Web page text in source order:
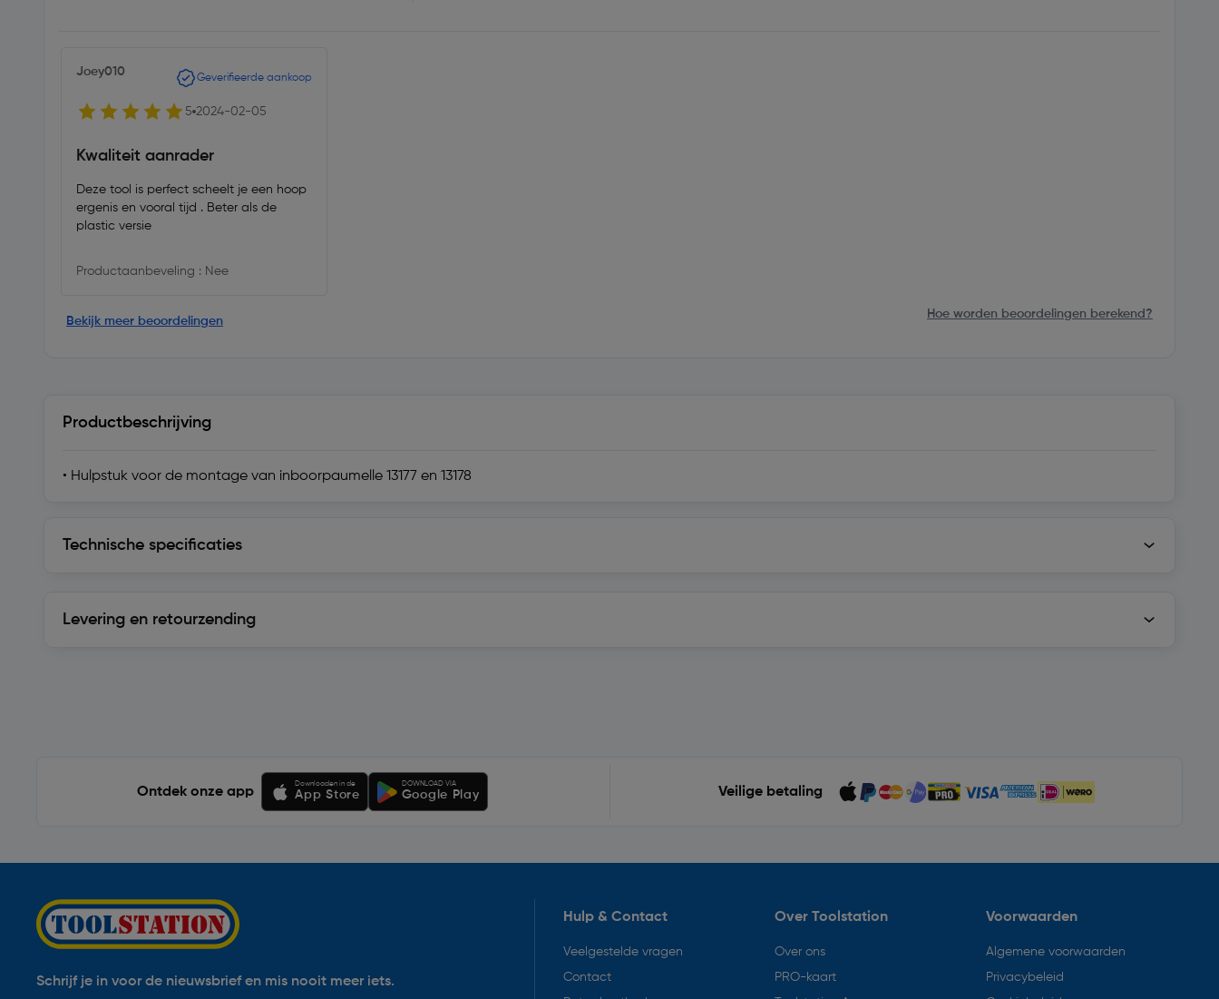
Joey010 Geverifieerde aankoop
5 2024-02-05
Kwaliteit aanrader
Deze tool is perfect scheelt je een hoop
ergenis en vooral tijd . Beter als de
plastic versie
Productaanbeveling : Nee
Bekijk meer beoordelingen
Hoe worden beoordelingen berekend?
Productbeschrijving
• Hulpstuk voor de montage van inboorpaumelle 13177 en 13178
Technische specificaties
Levering en retourzending
Ontdek onze app
Downloaden in de
App Store
DOWNLOAD VIA
Google Play Veilige betaling
Schrijf je in voor de nieuwsbrief en mis nooit meer iets.
Hulp & Contact
Veelgestelde vragen
Contact
Over Toolstation
Over ons
PRO-kaart
Voorwaarden
Algemene voorwaarden
Privacybeleid